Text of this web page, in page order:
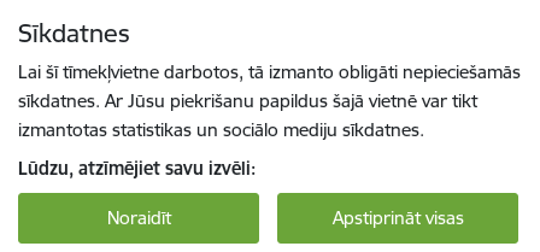
Sīkdatnes
Lai šī tīmekļvietne darbotos, tā izmanto obligāti nepieciešamās
sīkdatnes. Ar Jūsu piekrišanu papildus šajā vietnē var tikt
izmantotas statistikas un sociālo mediju sīkdatnes.
Lūdzu, atzīmējiet savu izvēli:
Noraidīt Apstiprināt visas